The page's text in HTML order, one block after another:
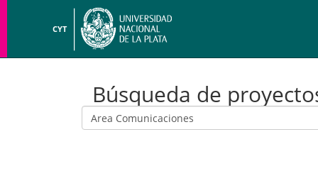
CYT
Búsqueda de